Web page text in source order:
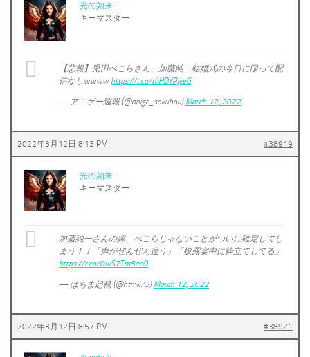
光の如来
キーマスター
【悲報】兎田ぺこらさん、加藤純一結婚式の今日に限って配
信なしwwww https://t.co/thHDYRjyeG
— アニゲー速報 (@anige_sokuhou) March 12, 2022
2022年3月12日 8:13 PM #38919
光の如来
キーマスター
加藤純一さんの嫁、ぺこらじゃないことがついに確定してし
まう！！「声がぜんぜん違う」「披露宴中に枠立てしてる」
https://t.co/0wS7Tm8ecO
— はちま起稿 (@htmk73) March 12, 2022
2022年3月12日 8:57 PM #38921